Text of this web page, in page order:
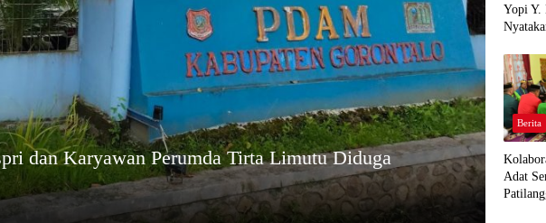
dan Karyawan Perumda Tirta Limutu Diduga
Yopi Y.
Demi
Panua
Berita
Adat